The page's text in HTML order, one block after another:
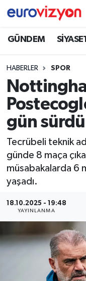
GÜNDEM
HABERLER SPOR
gün sürdü
Tecrübeli teknik
günde 8 maça
müsabakalarda 6
yaşadı.
18.10.2025 - 19:48
YAYINLANMA